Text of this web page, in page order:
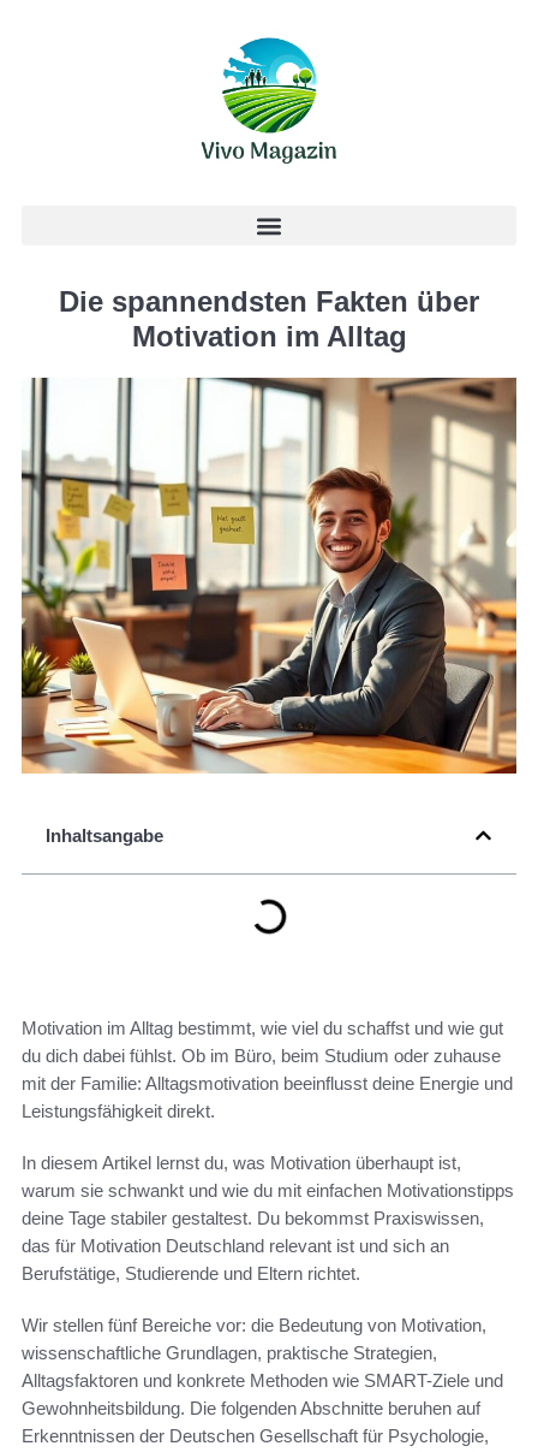
Die spannendsten Fakten über
Motivation im Alltag
Inhaltsangabe
Motivation im Alltag bestimmt, wie viel du schaffst und wie gut
du dich dabei fühlst. Ob im Büro, beim Studium oder zuhause
mit der Familie: Alltagsmotivation beeinflusst deine Energie und
Leistungsfähigkeit direkt.
In diesem Artikel lernst du, was Motivation überhaupt ist,
warum sie schwankt und wie du mit einfachen Motivationstipps
deine Tage stabiler gestaltest. Du bekommst Praxiswissen,
das für Motivation Deutschland relevant ist und sich an
Berufstätige, Studierende und Eltern richtet.
Wir stellen fünf Bereiche vor: die Bedeutung von Motivation,
wissenschaftliche Grundlagen, praktische Strategien,
Alltagsfaktoren und konkrete Methoden wie SMART-Ziele und
Gewohnheitsbildung. Die folgenden Abschnitte beruhen auf
Erkenntnissen der Deutschen Gesellschaft für Psychologie,